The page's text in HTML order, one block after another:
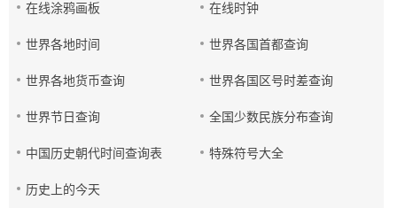
在线涂鸦画板 在线时钟
世界各地时间 世界各国首都查询
世界各地货币查询 世界各国区号时差查询
世界节日查询 全国少数民族分布查询
中国历史朝代时间查询表 特殊符号大全
历史上的今天